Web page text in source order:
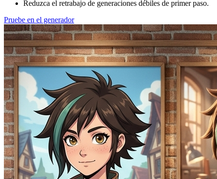
Reduzca el retrabajo de generaciones débiles de primer paso.
Pruebe en el generador